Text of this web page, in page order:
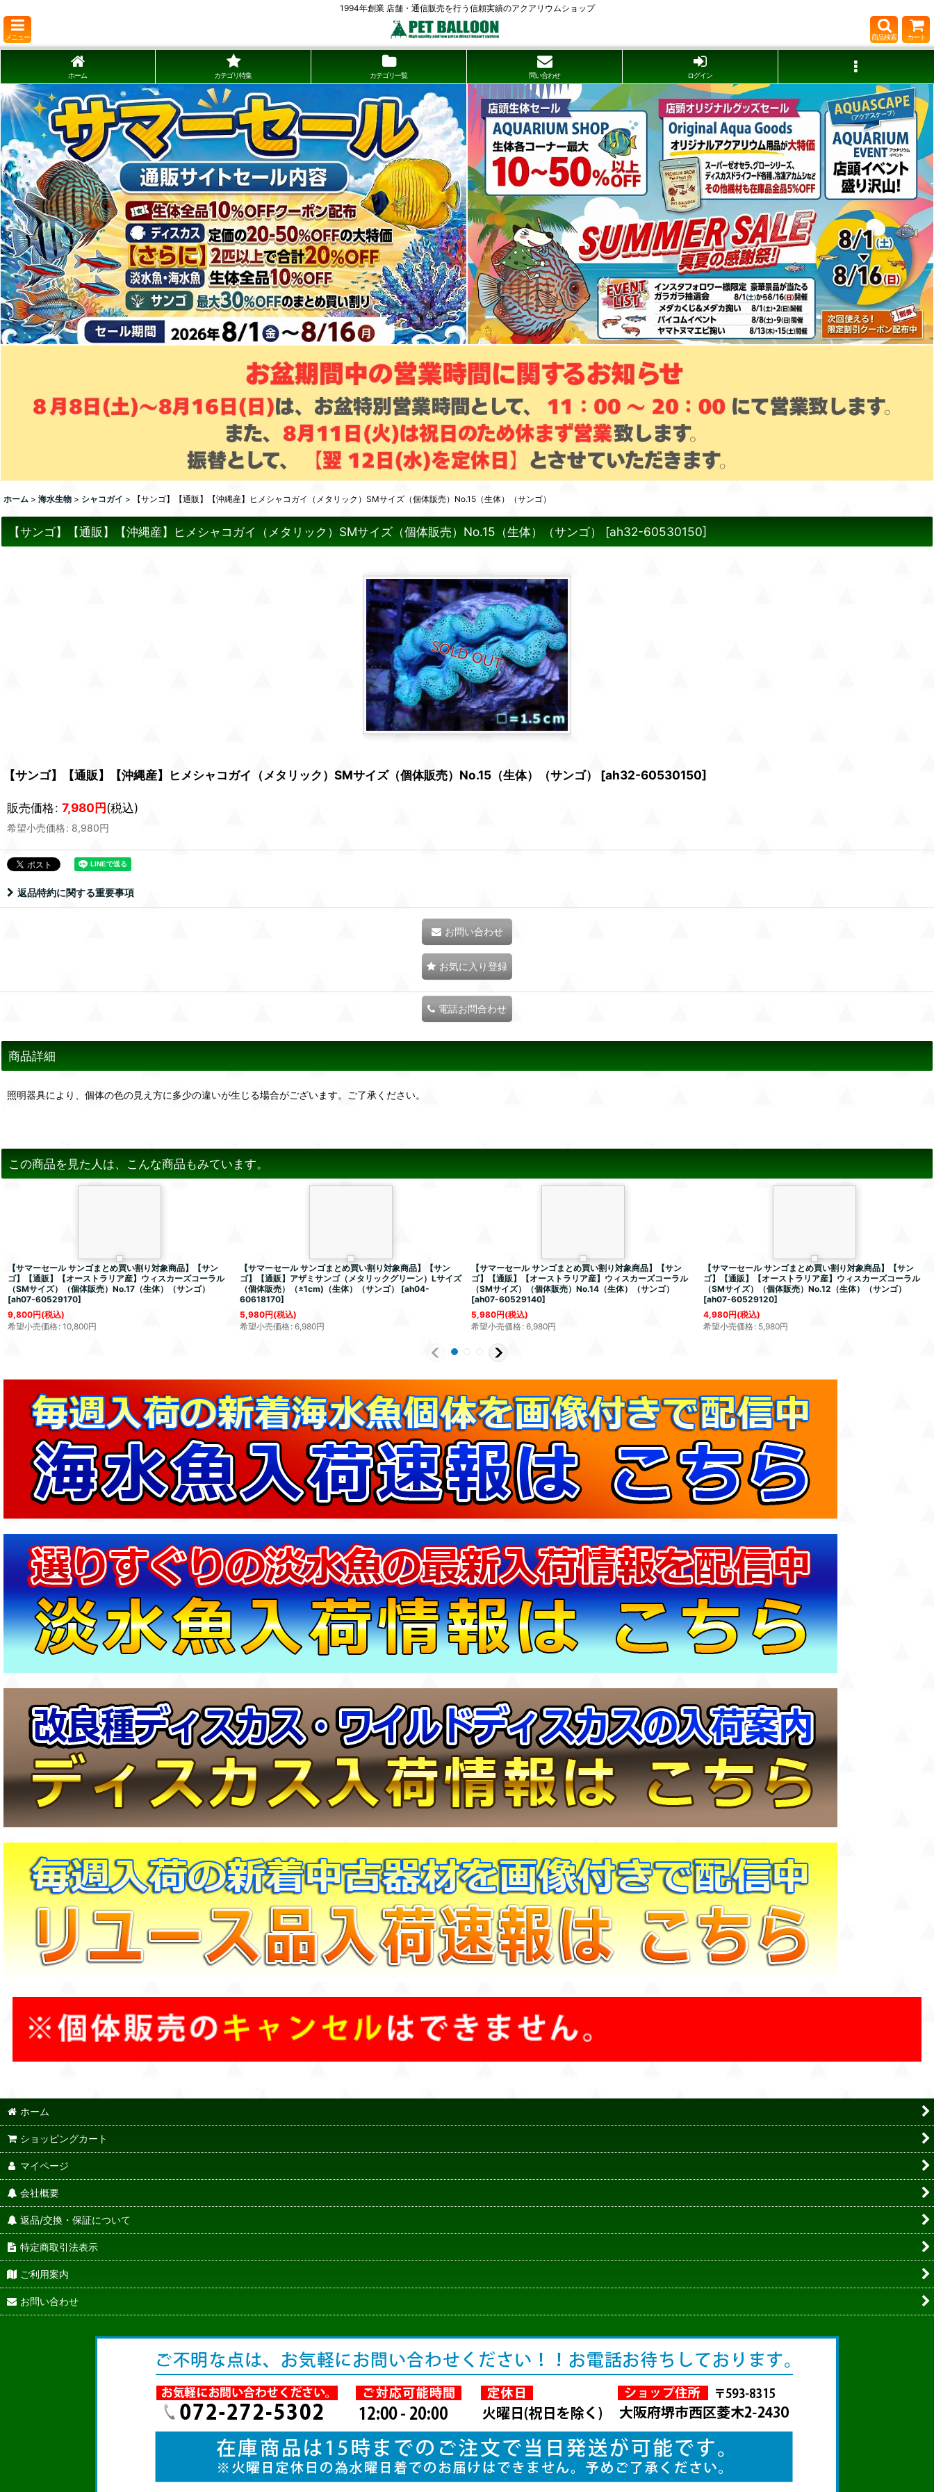
1994年創業 店舗・通信販売を行う信頼実績のアクアリウムショップ
メニュー 商品検索 カート
ホーム カテゴリ特集 カテゴリ一覧 問い合わせ ログイン
ホーム > 海水生物 > シャコガイ > 【サンゴ】【通販】【沖縄産】ヒメシャコガイ（メタリック）SMサイズ（個体販売）No.15（生体）（サンゴ）
【サンゴ】【通販】【沖縄産】ヒメシャコガイ（メタリック）SMサイズ（個体販売）No.15（生体）（サンゴ） [ah32-60530150]
【サンゴ】【通販】【沖縄産】ヒメシャコガイ（メタリック）SMサイズ（個体販売）No.15（生体）（サンゴ） [ah32-60530150]
販売価格: 7,980円(税込)
希望小売価格: 8,980円
返品特約に関する重要事項
お問い合わせ
お気に入り登録
電話お問合わせ
商品詳細
照明器具により、個体の色の見え方に多少の違いが生じる場合がございます。ご了承ください。
この商品を見た人は、こんな商品もみています。
【サマーセール サンゴまとめ買い割り対象商品】【サン
ゴ】【通販】【オーストラリア産】ウィスカーズコーラル
（SMサイズ）（個体販売）No.17（生体）（サンゴ）
[ah07-60529170]
9,800円(税込)
希望小売価格: 10,800円
【サマーセール サンゴまとめ買い割り対象商品】【サン
ゴ】【通販】アザミサンゴ（メタリックグリーン）Lサイズ
（個体販売）（±1cm)（生体）（サンゴ）
[ah04-
60618170]
5,980円(税込)
希望小売価格: 6,980円
【サマーセール サンゴまとめ買い割り対象商品】【サン
ゴ】【通販】【オーストラリア産】ウィスカーズコーラル
（SMサイズ）（個体販売）No.14（生体）（サンゴ）
[ah07-60529140]
5,980円(税込)
希望小売価格: 6,980円
【サマーセール サンゴまとめ買い割り対象商品】【サン
ゴ】【通販】【オーストラリア産】ウィスカーズコーラル
（SMサイズ）（個体販売）No.12（生体）（サンゴ）
[ah07-60529120]
4,980円(税込)
希望小売価格: 5,980円
ホーム
ショッピングカート
マイページ
会社概要
返品/交換・保証について
特定商取引法表示
ご利用案内
お問い合わせ